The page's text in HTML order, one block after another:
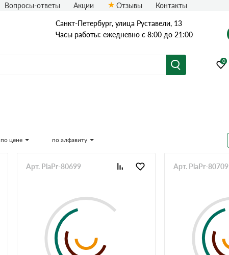
Санкт-Петербург, улица Руставели, 13
Часы работы: ежедневно с 8:00 до 21:00
0
Вопросы-ответы Акции Отзывы Контакты
по цене по алфавиту
Арт. PlaPr-80699 Арт. PlaPr-80709